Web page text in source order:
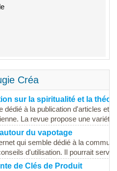
Créa
sur la spiritualité et la
dédié à la publication d'articles et
La revue propose une
du vapotage
qui semble dédié à la
d'utilisation. Il pourrait servir
de Clés de Produit